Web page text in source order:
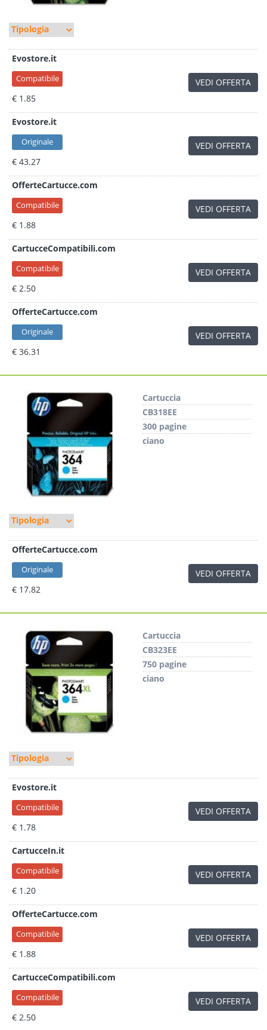
Evostore.it
Compatibile
€ 1.85
VEDI OFFERTA
Evostore.it
Originale
€ 43.27
VEDI OFFERTA
OfferteCartucce.com
Compatibile
€ 1.88
VEDI OFFERTA
CartucceCompatibili.com
Compatibile
€ 2.50
VEDI OFFERTA
OfferteCartucce.com
Originale
€ 36.31
VEDI OFFERTA
Cartuccia
CB318EE
300 pagine
ciano
OfferteCartucce.com
Originale
€ 17.82
VEDI OFFERTA
Cartuccia
CB323EE
750 pagine
ciano
Evostore.it
Compatibile
€ 1.78
VEDI OFFERTA
CartucceIn.it
Compatibile
€ 1.20
VEDI OFFERTA
OfferteCartucce.com
Compatibile
€ 1.88
VEDI OFFERTA
CartucceCompatibili.com
Compatibile
€ 2.50
VEDI OFFERTA